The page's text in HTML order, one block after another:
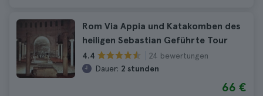
Rom Via Appia und Katakomben des
heiligen Sebastian Geführte Tour
4.4
24 bewertungen
Dauer: 2 stunden
66 €